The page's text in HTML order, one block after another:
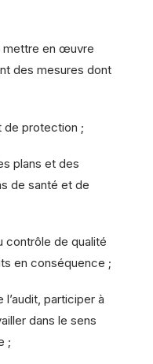
mettre en œuvre
des mesures dont
de protection ;
plans et des
de santé et de
contrôle de qualité
en conséquence ;
participer à
dans le sens
;